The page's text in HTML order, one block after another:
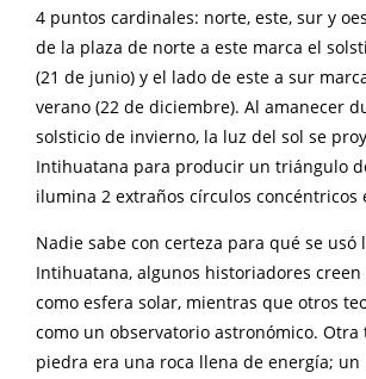
4 puntos cardinales: norte, este, sur y
de la plaza de norte a este marca el
(21 de junio) y el lado de este a sur
verano (22 de diciembre). Al amanecer
solsticio de invierno, la luz del sol se
Intihuatana para producir un triángulo
ilumina 2 extraños círculos concéntricos
Nadie sabe con certeza para qué se usó
Intihuatana, algunos historiadores creen
como esfera solar, mientras que otros
como un observatorio astronómico. Otra
piedra era una roca llena de energía;